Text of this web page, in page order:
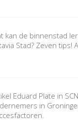
kan de binnenstad
Stad? Zeven tips!
Eduard Plate in
in